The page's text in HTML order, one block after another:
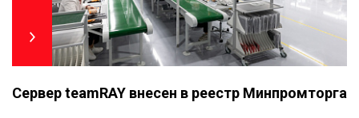
Сервер teamRAY внесен в реестр Минпромторга